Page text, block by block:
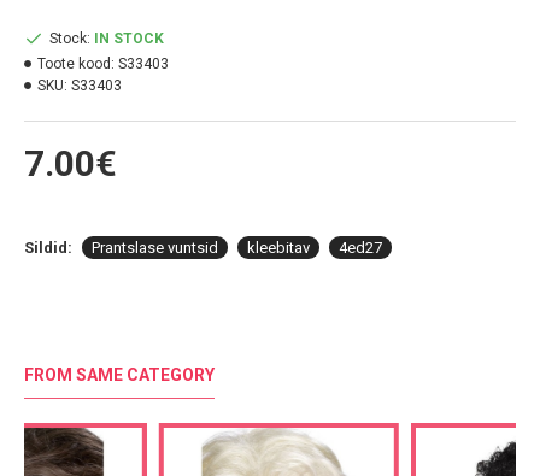
7.00€
Stock:
IN STOCK
Toote kood: S33403
SKU: S33403
Sildid: Prantslase vuntsid kleebitav 4ed27
FROM SAME CATEGORY